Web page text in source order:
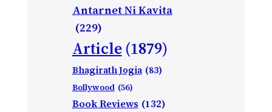
Antarnet Ni Kavita
(229)
Article (1879)
Bhagirath Jogia (83)
Bollywood (56)
Book Reviews (132)